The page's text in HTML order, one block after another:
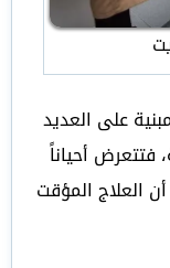
على العديد
فتتعرض أحياناً
العلاج المؤقت